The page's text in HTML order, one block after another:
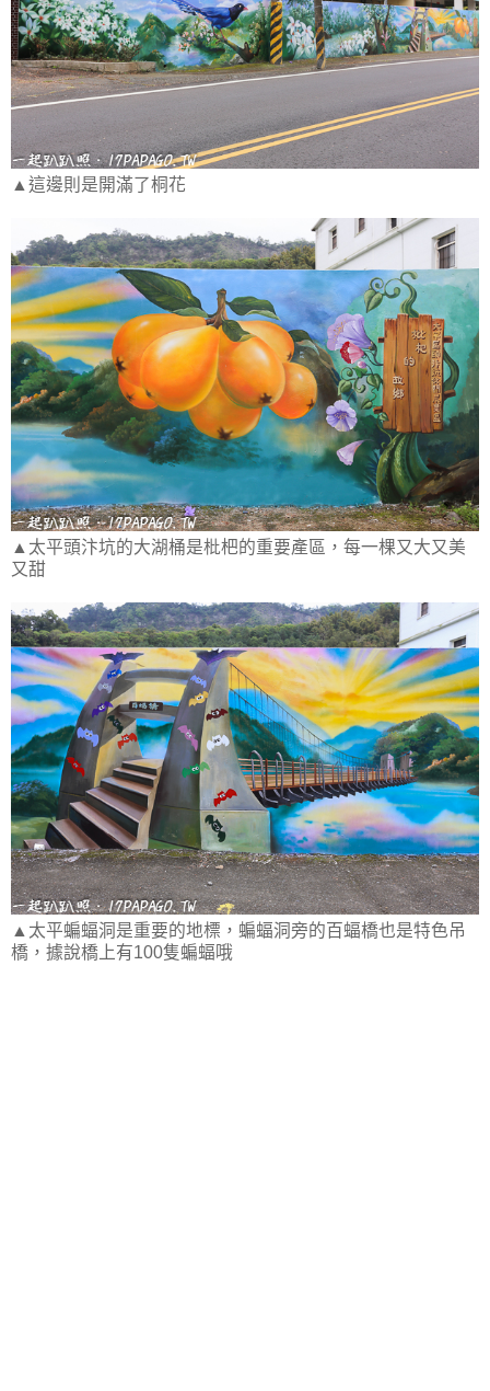
▲這邊則是開滿了桐花
▲太平頭汴坑的大湖桶是枇杷的重要產區，每一棵又大又美
又甜
▲太平蝙蝠洞是重要的地標，蝙蝠洞旁的百蝠橋也是特色吊
橋，據說橋上有100隻蝙蝠哦